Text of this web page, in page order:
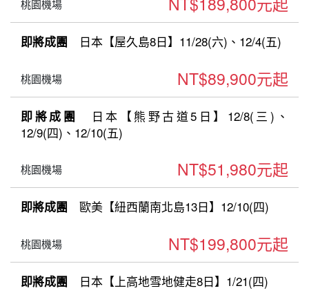
桃園機場
即將成團 日本【屋久島8日】11/28(六)、12/4(五)
桃園機場 NT$89,900元起
即將成團
日本【熊野古道5日】12/8(三)、
12/9(四)、12/10(五)
桃園機場 NT$51,980元起
即將成團 歐美【紐西蘭南北島13日】12/10(四)
桃園機場 NT$199,800元起
即將成團 日本【上高地雪地健走8日】1/21(四)